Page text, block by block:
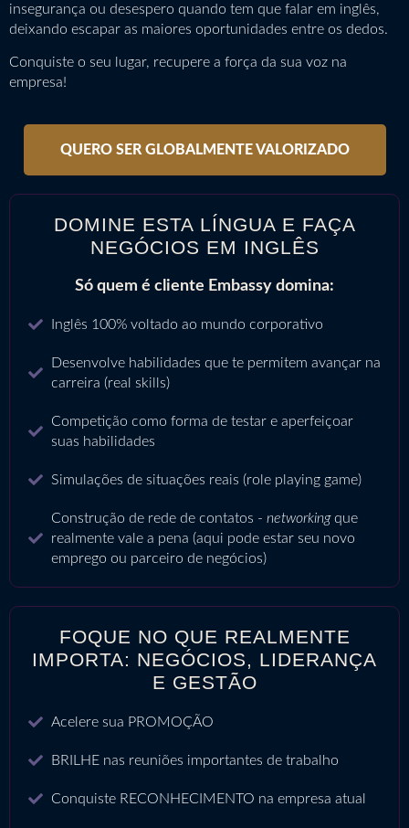
insegurança ou desespero quando tem que falar em inglês,
deixando escapar as maiores oportunidades entre os dedos.
Conquiste o seu lugar, recupere a força da sua voz na
empresa!
QUERO SER GLOBALMENTE VALORIZADO
DOMINE ESTA LÍNGUA E FAÇA
NEGÓCIOS EM INGLÊS
Só quem é cliente Embassy domina:
Inglês 100% voltado ao mundo corporativo
Desenvolve habilidades que te permitem avançar na
carreira (real skills)
Competição como forma de testar e aperfeiçoar
suas habilidades
Simulações de situações reais (role playing game)
Construção de rede de contatos - networkingque
realmente vale a pena (aqui pode estar seu novo
emprego ou parceiro de negócios)
FOQUE NO QUE REALMENTE
IMPORTA: NEGÓCIOS, LIDERANÇA
E GESTÃO
Acelere sua PROMOÇÃO
BRILHE nas reuniões importantes de trabalho
Conquiste RECONHECIMENTO na empresa atual